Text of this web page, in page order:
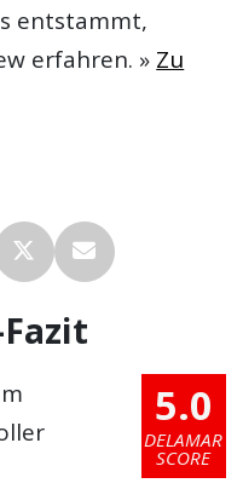
entstammt,
erfahren. » Zu
5.0
DELAMAR
SCORE